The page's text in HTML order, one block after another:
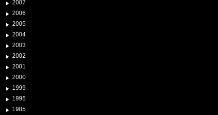
2007
2006
2005
2004
2003
2002
2001
2000
1999
1995
1985